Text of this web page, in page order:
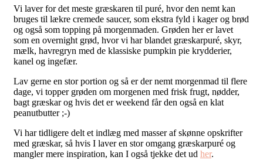
Vi laver for det meste græskaren til puré, hvor den nemt kan
bruges til lækre cremede saucer, som ekstra fyld i kager og brød
og også som topping på morgenmaden. Grøden her er lavet
som en overnight grød, hvor vi har blandet græskarpuré, skyr,
mælk, havregryn med de klassiske pumpkin pie krydderier,
kanel og ingefær.
Lav gerne en stor portion og så er der nemt morgenmad til flere
dage, vi topper grøden om morgenen med frisk frugt, nødder,
bagt græskar og hvis det er weekend får den også en klat
peanutbutter ;-)
Vi har tidligere delt et indlæg med masser af skønne opskrifter
med græskar, så hvis I laver en stor omgang græskarpuré og
mangler mere inspiration, kan I også tjekke det ud her.